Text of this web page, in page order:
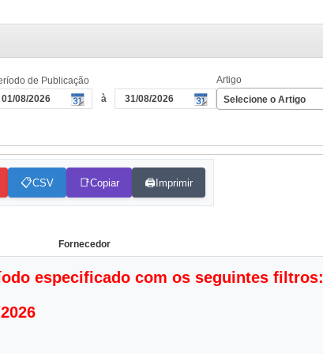
de Publicação
à
Artigo
Selecione o Artigo
📋CSV 📑Copiar 🖨️Imprimir
Fornecedor
especificado com os seguintes filtros: